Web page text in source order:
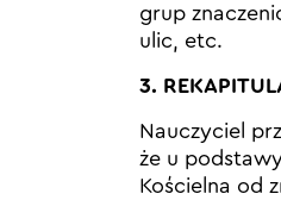
grup
ulic, etc.
3.
Nauczyciel
że u
Kościelna od